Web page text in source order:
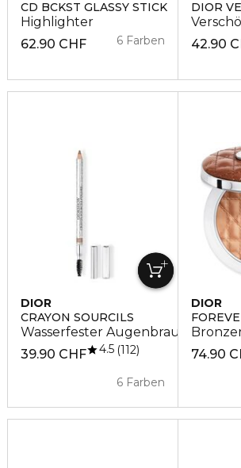
CD BCKST GLASSY STICK
Highlighter
62.90 CHF
6 Farben
DIOR
42.90
DIOR
CRAYON SOURCILS
Wasserfester Augenbrauenstift
39.90 CHF
6 Farben
4.5 112
DIOR
74.90